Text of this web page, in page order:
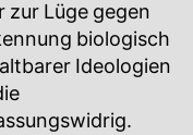
zur Lüge gegen
biologisch
Ideologien